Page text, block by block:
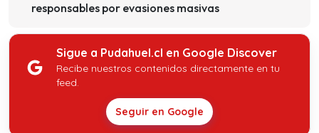
responsables por evasiones masivas
Sigue a Pudahuel.cl en Google Discover
Recibe nuestros contenidos directamente en tu
feed.
Seguir en Google